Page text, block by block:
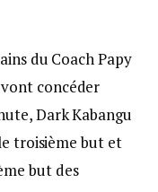
du Coach Papy
concéder
Dark Kabangu
troisième but et
but des